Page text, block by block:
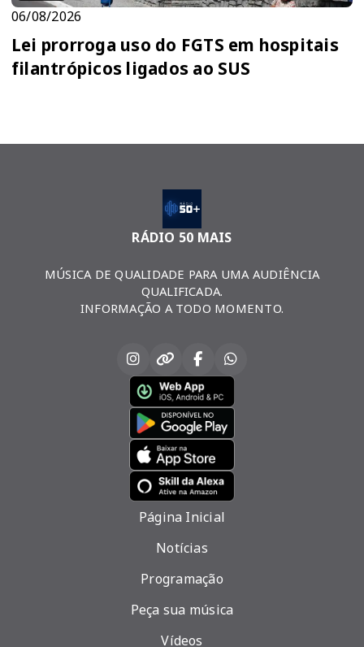
06/08/2026
Lei prorroga uso do FGTS em hospitais
filantrópicos ligados ao SUS
RÁDIO 50 MAIS
MÚSICA DE QUALIDADE PARA UMA AUDIÊNCIA
QUALIFICADA.
INFORMAÇÃO A TODO MOMENTO.
Página Inicial
Notícias
Programação
Peça sua música
Vídeos